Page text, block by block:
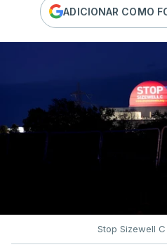
ADICIONAR COMO
Stop Sizewell